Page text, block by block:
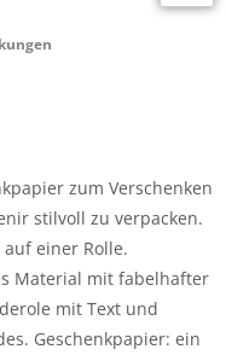
zum Verschenken
stilvoll zu verpacken.
einer Rolle.
Material mit fabelhafter
mit Text und
Geschenkpapier: ein